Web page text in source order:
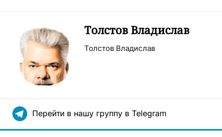
Толстов Владислав
Толстов Владислав
Перейти в нашу группу в Telegram